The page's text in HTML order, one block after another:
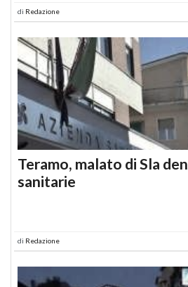
di Redazione
Teramo, malato di Sla
sanitarie
di Redazione